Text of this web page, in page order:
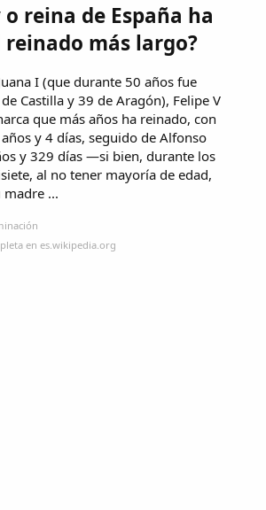
o reina de España ha
más largo?
I (que durante 50 años fue
Castilla y 39 de Aragón), Felipe V
que más años ha reinado, con
y 4 días, seguido de Alfonso
y 329 días —si bien, durante los
al no tener mayoría de edad,
...
en es.wikipedia.org